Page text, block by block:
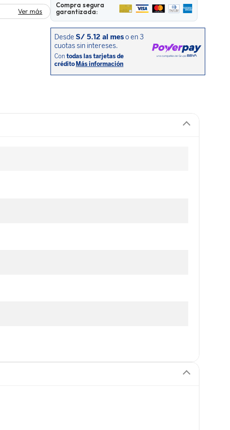
Ver más
Compra segura
garantizada: